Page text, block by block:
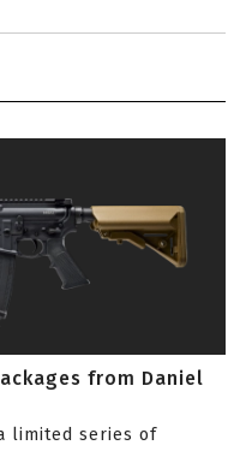
from Daniel
limited series of